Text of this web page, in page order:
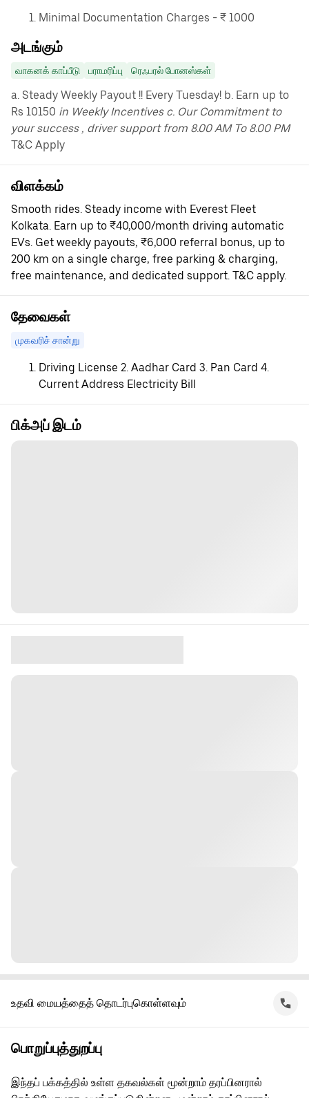
Minimal Documentation Charges - ₹ 1000
அடங்கும்
வாகனக் காப்பீடு பராமரிப்பு ரெஃபரல் போனஸ்கள்
a. Steady Weekly Payout !! Every Tuesday! b. Earn up to
Rs 10150 in Weekly Incentives c. Our Commitment to
your success , driver support from 8.00 AM To 8.00 PM
T&C Apply
விளக்கம்
Smooth rides. Steady income with Everest Fleet
Kolkata. Earn up to ₹40,000/month driving automatic
EVs. Get weekly payouts, ₹6,000 referral bonus, up to
200 km on a single charge, free parking & charging,
free maintenance, and dedicated support. T&C apply.
தேவைகள்
முகவரிச் சான்று
Driving License 2. Aadhar Card 3. Pan Card 4.
Current Address Electricity Bill
பிக்அப் இடம்
உதவி மையத்தைத் தொடர்புகொள்ளவும்
பொறுப்புத்துறப்பு
இந்தப் பக்கத்தில் உள்ள தகவல்கள் மூன்றாம் தரப்பினரால்